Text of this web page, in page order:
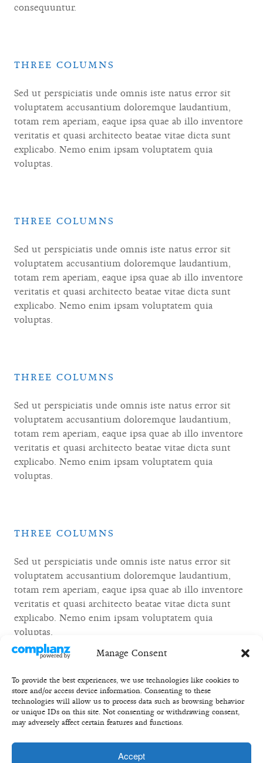
Manage Consent
To provide the best experiences, we use technologies like cookies to
store and/or access device information. Consenting to these
technologies will allow us to process data such as browsing behavior
or unique IDs on this site. Not consenting or withdrawing consent,
may adversely affect certain features and functions.
Accept
consequuntur.
THREE COLUMNS
Sed ut perspiciatis unde omnis iste natus error sit
voluptatem accusantium doloremque laudantium,
totam rem aperiam, eaque ipsa quae ab illo inventore
veritatis et quasi architecto beatae vitae dicta sunt
explicabo. Nemo enim ipsam voluptatem quia
voluptas.
THREE COLUMNS
Sed ut perspiciatis unde omnis iste natus error sit
voluptatem accusantium doloremque laudantium,
totam rem aperiam, eaque ipsa quae ab illo inventore
veritatis et quasi architecto beatae vitae dicta sunt
explicabo. Nemo enim ipsam voluptatem quia
voluptas.
THREE COLUMNS
Sed ut perspiciatis unde omnis iste natus error sit
voluptatem accusantium doloremque laudantium,
totam rem aperiam, eaque ipsa quae ab illo inventore
veritatis et quasi architecto beatae vitae dicta sunt
explicabo. Nemo enim ipsam voluptatem quia
voluptas.
THREE COLUMNS
Sed ut perspiciatis unde omnis iste natus error sit
voluptatem accusantium doloremque laudantium,
totam rem aperiam, eaque ipsa quae ab illo inventore
veritatis et quasi architecto beatae vitae dicta sunt
explicabo. Nemo enim ipsam voluptatem quia
voluptas.